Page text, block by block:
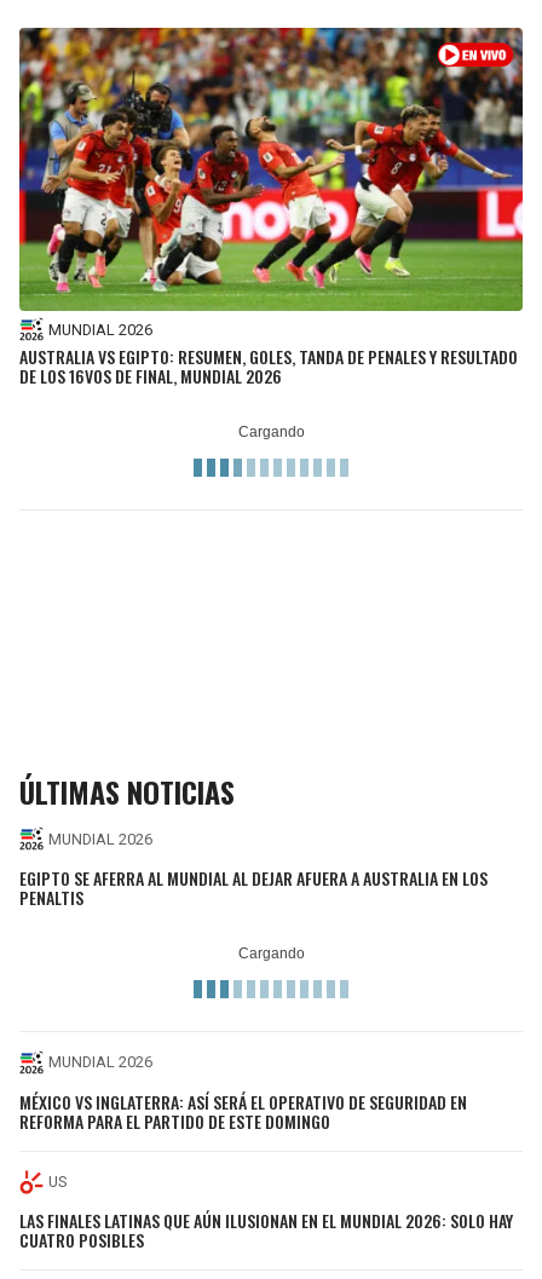
MUNDIAL 2026
AUSTRALIA VS EGIPTO: RESUMEN, GOLES, TANDA DE PENALES Y RESULTADO
DE LOS 16VOS DE FINAL, MUNDIAL 2026
ÚLTIMAS NOTICIAS
MUNDIAL 2026
EGIPTO SE AFERRA AL MUNDIAL AL DEJAR AFUERA A AUSTRALIA EN LOS
PENALTIS
MUNDIAL 2026
MÉXICO VS INGLATERRA: ASÍ SERÁ EL OPERATIVO DE SEGURIDAD EN
REFORMA PARA EL PARTIDO DE ESTE DOMINGO
US
LAS FINALES LATINAS QUE AÚN ILUSIONAN EN EL MUNDIAL 2026: SOLO HAY
CUATRO POSIBLES